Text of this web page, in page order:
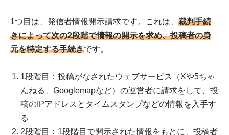
1つ目は、発信者情報開示請求です。これは、 裁判手続
きによって次の2段階で情報の開示を求め、投稿者の身
元を特定する手続きです。
1段階目：投稿がなされたウェブサービス（Xや5ちゃ
んねる、Googlemapなど）の運営者に請求をして、投
稿のIPアドレスとタイムスタンプなどの情報を入手す
る
2段階目：1段階目で開示された情報をもとに、投稿者